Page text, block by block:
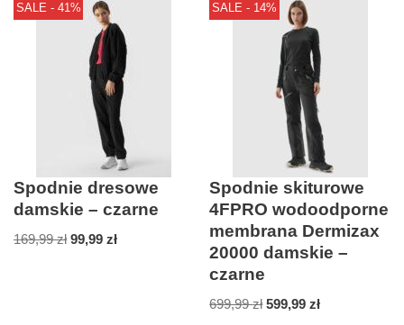
SALE - 41%
Spodnie dresowe
damskie – czarne
169,99zł 99,99 zł
SALE - 14%
Spodnie skiturowe
4FPRO wodoodporne
membrana Dermizax
20000 damskie –
czarne
699,99zł 599,99zł